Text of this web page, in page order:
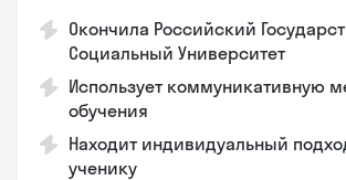
Окончила Российский
Социальный Университет
Использует коммуникативную
обучения
Находит индивидуальный
ученику